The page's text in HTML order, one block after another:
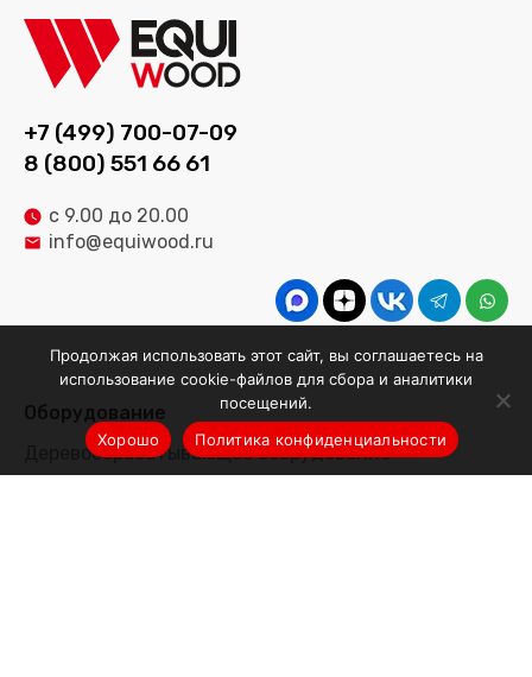
+7 (499) 700-07-09
8 (800) 551 66 61
с 9.00 до 20.00
info@equiwood.ru
Оборудование
Деревообрабатывающее оборудование
Продолжая использовать этот сайт, вы соглашаетесь на
использование cookie-файлов для сбора и аналитики
посещений.
Хорошо
Политика конфиденциальности